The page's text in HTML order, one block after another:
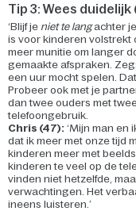
Tip 3: Wees duidelijk
‘Blijf je niet te langachter je
is voor kinderen volstrekt
meer munitie om langer
gemaakte afspraken.
een uur mocht spelen.
Probeer ook met je
dan twee ouders met
telefoongebruik.
Chris (47): ‘Mijn man en
dat ik meer met onze tijd
kinderen meer met
kinderen te veel op de
vinden niet hetzelfde,
verwachtingen. Het
ineens luisteren.’